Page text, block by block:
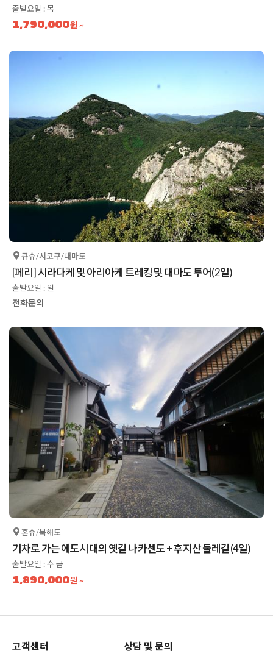
출발요일 : 목
1,790,000원 ~
큐슈/시코쿠/대마도
[페리] 시라다케 및 아리아케 트레킹 및 대마도 투어(2일)
출발요일 : 일
전화문의
혼슈/북해도
기차로 가는 에도시대의 옛길 나카센도 + 후지산 둘레길(4일)
출발요일 : 수 금
1,890,000원 ~
고객센터 상담 및 문의